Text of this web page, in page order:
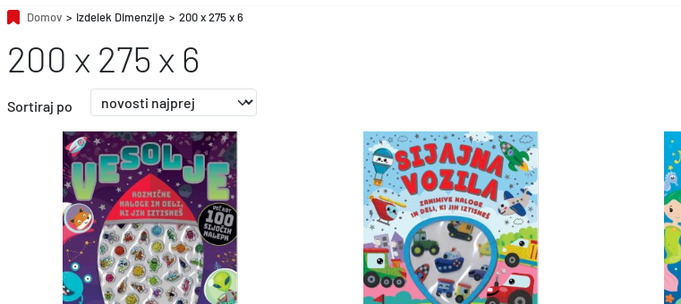
Domov > Izdelek Dimenzije > 200 x 275 x 6
200 x 275 x 6
Sortiraj po